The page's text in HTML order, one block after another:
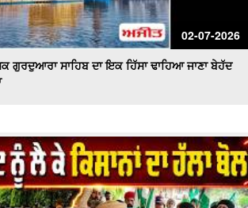
02-07-2026
ਗੁਰਦੁਆਰਾ ਸਾਹਿਬ ਦਾ ਇਕ ਹਿੱਸਾ ਢਾਹਿਆ ਜਾਣਾ ਬੇਹੱਦ